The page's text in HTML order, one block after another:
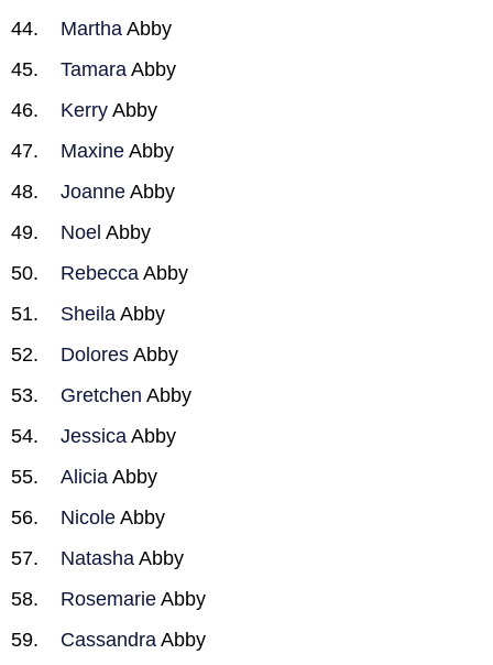
Martha Abby
Tamara Abby
Kerry Abby
Maxine Abby
Joanne Abby
Noel Abby
Rebecca Abby
Sheila Abby
Dolores Abby
Gretchen Abby
Jessica Abby
Alicia Abby
Nicole Abby
Natasha Abby
Rosemarie Abby
Cassandra Abby